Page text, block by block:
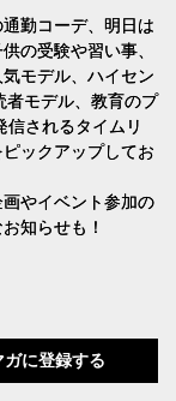
勤コーデ、明日は
の受験や習い事、
モデル、ハイセン
者モデル、教育のプ
信されるタイムリ
ックアップしてお
やイベント参加の
知らせも！
ガに登録する